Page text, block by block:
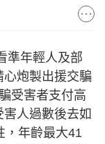
準年輕人及部
炮製出援交騙
受害者支付高
人過數後去如
，年齡最大41